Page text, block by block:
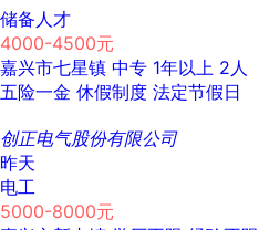
储备人才
4000-4500元
嘉兴市七星镇 中专 1年以上 2人
五险一金 休假制度 法定节假日
创正电气股份有限公司
昨天
电工
5000-8000元